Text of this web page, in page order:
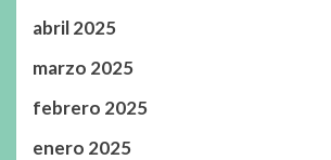
abril 2025
marzo 2025
febrero 2025
enero 2025